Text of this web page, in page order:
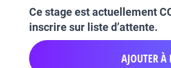
Ce stage est actuellement
inscrire sur liste d’attente.
AJOUTER